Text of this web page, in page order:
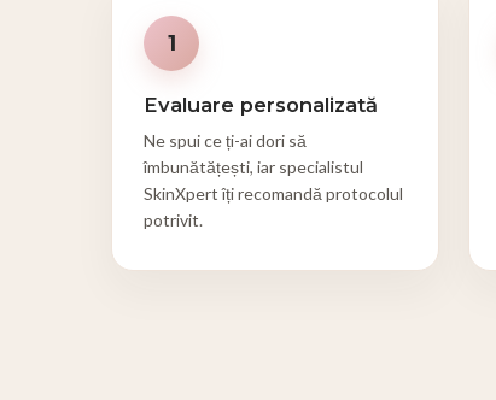
1
Evaluare personalizată
Ne spui ce ți-ai dori să
îmbunătățești, iar specialistul
SkinXpert îți recomandă protocolul
potrivit.